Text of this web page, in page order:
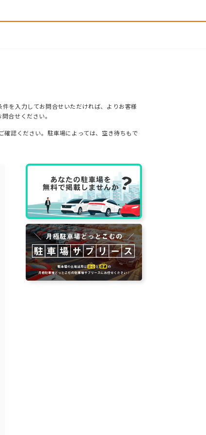
を入力してお問合せいただければ、よりお客様
合せください。
認ください。駐車場によっては、空き待ちもで